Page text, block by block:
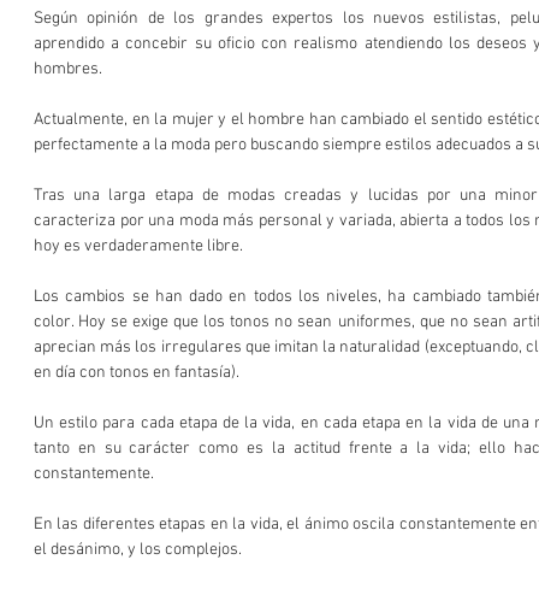
Según opinión de los grandes expertos los nuevos estilistas,
aprendido a concebir su oficio con realismo atendiendo los deseos
hombres.
Actualmente, en la mujer y el hombre han cambiado el sentido
perfectamente a la moda pero buscando siempre estilos adecuados a
Tras una larga etapa de modas creadas y lucidas por una
caracteriza por una moda más personal y variada, abierta a todos los
hoy es verdaderamente libre.
Los cambios se han dado en todos los niveles, ha cambiado
color. Hoy se exige que los tonos no sean uniformes, que no sean
aprecian más los irregulares que imitan la naturalidad (exceptuando,
en día con tonos en fantasía).
Un estilo para cada etapa de la vida, en cada etapa en la vida de
tanto en su carácter como es la actitud frente a la vida; ello
constantemente.
En las diferentes etapas en la vida, el ánimo oscila constantemente
el desánimo, y los complejos.